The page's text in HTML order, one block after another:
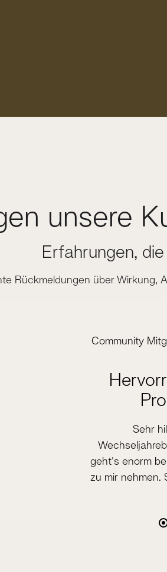
unsere
Erfahrungen,
Rückmeldungen über Wirkung,
Community
Sehr
geht's enorm
zu mir nehmen.